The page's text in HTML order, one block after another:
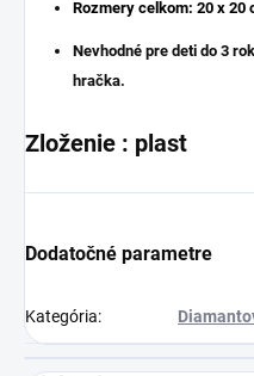
Rozmery celkom: 20 x 20
Nevhodné pre deti do 3
hračka.
Zloženie : plast
Dodatočné parametre
Kategória: